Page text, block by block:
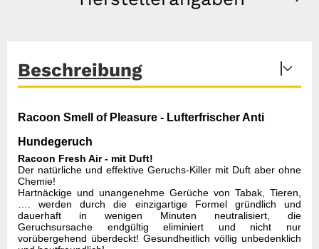
Beschreibung
Racoon Smell of Pleasure - Lufterfrischer Anti
Hundegeruch
Racoon Fresh Air - mit Duft!
Der natürliche und effektive Geruchs-Killer mit Duft aber ohne
Chemie!
Hartnäckige und unangenehme Gerüche von Tabak, Tieren,
…. werden durch die einzigartige Formel gründlich und
dauerhaft in wenigen Minuten neutralisiert, die
Geruchsursache endgültig eliminiert und nicht nur
vorübergehend überdeckt! Gesundheitlich völlig unbedenklich